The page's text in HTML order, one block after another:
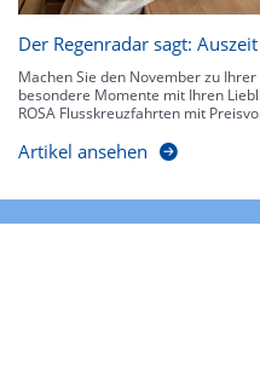
Der Regenradar sagt:
Machen Sie den November zu
besondere Momente mit Ihren
ROSA Flusskreuzfahrten mit
Artikel ansehen